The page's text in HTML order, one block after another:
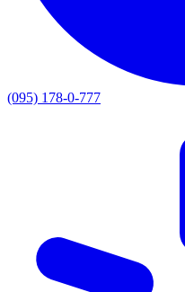
(095) 178-0-777